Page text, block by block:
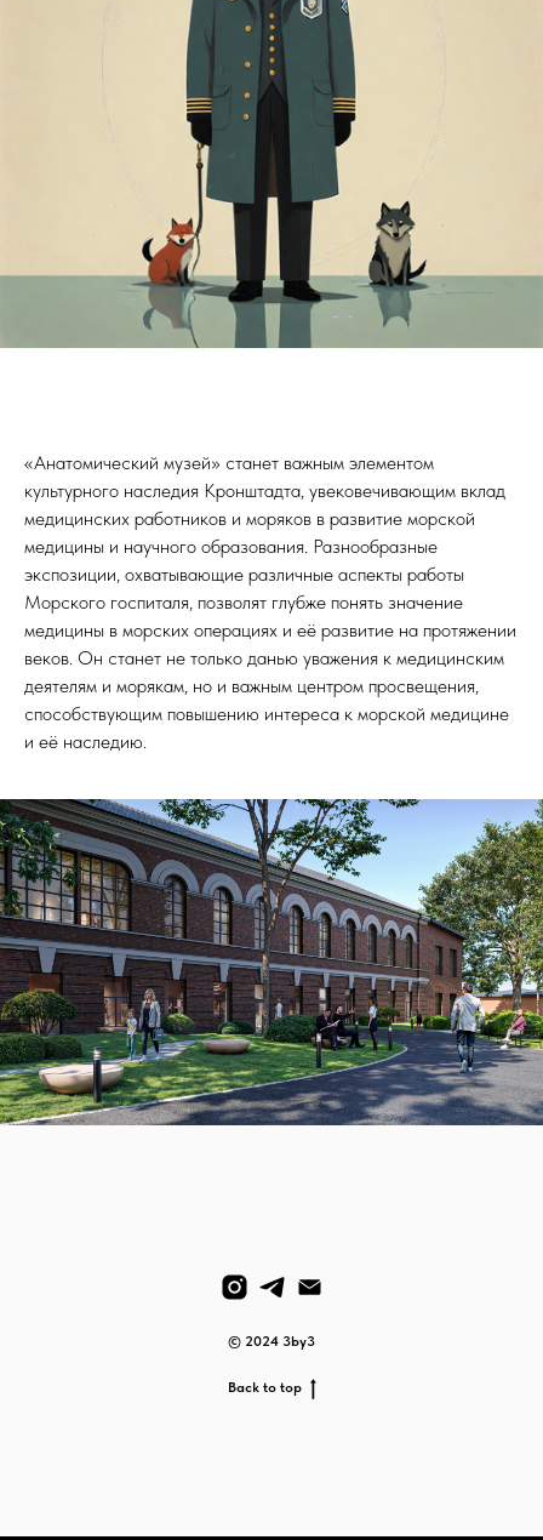
«Анатомический музей» станет важным элементом
культурного наследия Кронштадта, увековечивающим вклад
медицинских работников и моряков в развитие морской
медицины и научного образования. Разнообразные
экспозиции, охватывающие различные аспекты работы
Морского госпиталя, позволят глубже понять значение
медицины в морских операциях и её развитие на протяжении
веков. Он станет не только данью уважения к медицинским
деятелям и морякам, но и важным центром просвещения,
способствующим повышению интереса к морской медицине
и её наследию.
© 2024 3by3
Back to top